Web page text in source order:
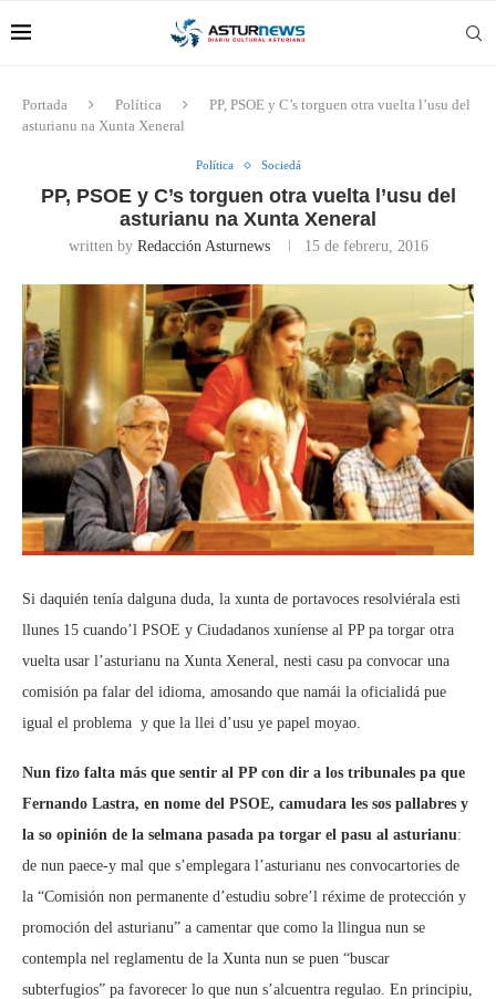
Portada Política
PP, PSOE y C’s torguen otra vuelta l’usu del
asturianu na Xunta Xeneral
Política Sociedá
PP, PSOE y C’s torguen otra vuelta l’usu del
asturianu na Xunta Xeneral
written by Redacción Asturnews 15 de febreru, 2016
Si daquién tenía dalguna duda, la xunta de portavoces resolviérala esti
llunes 15 cuando’l PSOE y Ciudadanos xuníense al PP pa torgar otra
vuelta usar l’asturianu na Xunta Xeneral, nesti casu pa convocar una
comisión pa falar del idioma, amosando que namái la oficialidá pue
igual el problema y que la llei d’usu ye papel moyao.
Nun fizo falta más que sentir al PP con dir a los tribunales pa que
Fernando Lastra, en nome del PSOE, camudara les sos pallabres y
la so opinión de la selmana pasada pa torgar el pasu al asturianu:
de nun paece-y mal que s’emplegara l’asturianu nes convocartories de
la “Comisión non permanente d’estudiu sobre’l réxime de protección y
promoción del asturianu” a camentar que como la llingua nun se
contempla nel reglamentu de la Xunta nun se puen “buscar
subterfugios” pa favorecer lo que nun s’alcuentra regulao. En principiu,